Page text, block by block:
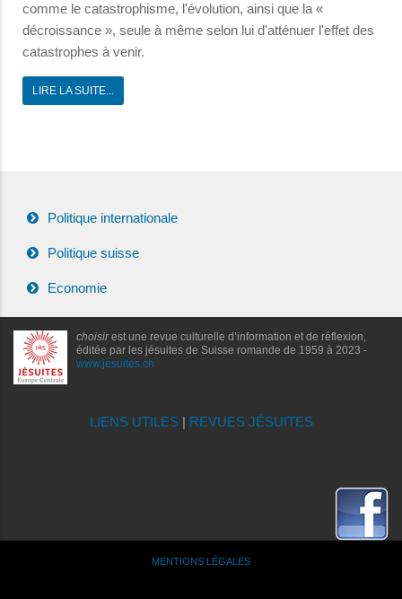
comme le catastrophisme, l'évolution, ainsi que la «
décroissance », seule à même selon lui d'atténuer l'effet des
catastrophes à venir.
LIRE LA SUITE...
Politique internationale
Politique suisse
Economie
choisirest une revue culturelle d’information et de réflexion,
éditée par les jésuites de Suisse romande de 1959 à 2023 -
www.jesuites.ch
LIENS UTILES| REVUES JÉSUITES
MENTIONS LÉGALES